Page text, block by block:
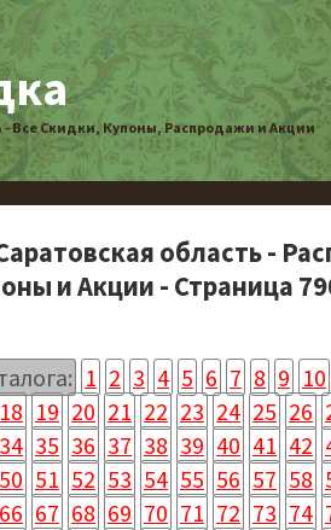
- Все Скидки, Купоны, Распродажи и Акции
область -
и Акции - Страница
1 2 3 4 5 6 7 8 9 10
18 19 20 21 22 23 24 25 26
34 35 36 37 38 39 40 41 42
50 51 52 53 54 55 56 57 58
66 67 68 69 70 71 72 73 74